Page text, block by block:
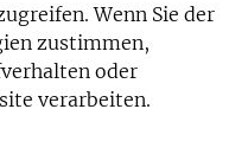
Wenn Sie der
zustimmen,
oder
verarbeiten.